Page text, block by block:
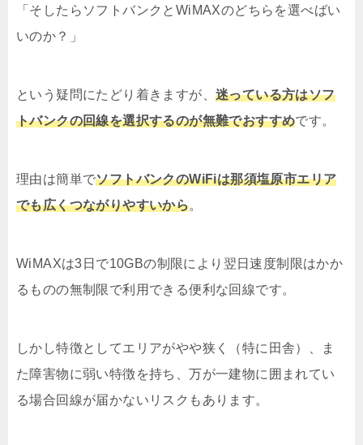
「そしたらソフトバンクとWiMAXのどちらを選べばい
いのか？」
という疑問にたどり着きますが、 迷っている方はソフ
トバンクの回線を選択するのが無難でおすすめです。
理由は簡単でソフトバンクのWiFiは那須塩原市エリア
でも広くつながりやすいから。
WiMAXは3日で10GBの制限により翌日速度制限はかか
るものの無制限で利用できる便利な回線です。
しかし特徴としてエリアがやや狭く（特に田舎）、ま
た障害物に弱い特徴を持ち、万が一建物に囲まれてい
る場合回線が届かないリスクもあります。